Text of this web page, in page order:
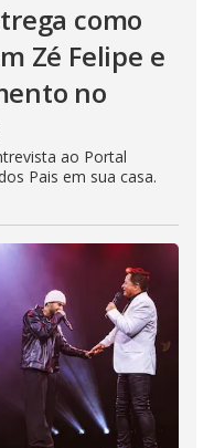
como
Zé Felipe e
no
ao Portal
Pais em sua casa.